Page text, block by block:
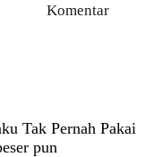
Komentar
Tak Pernah Pakai
pun